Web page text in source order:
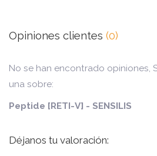
Opiniones clientes (0)
No se han encontrado opiniones,
una sobre:
Peptide [RETI-V] - SENSILIS
Déjanos tu valoración: